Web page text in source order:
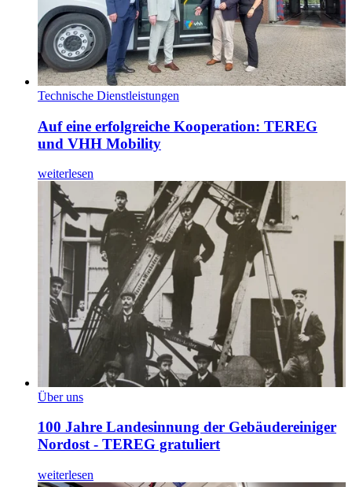
Technische Dienstleistungen
Auf eine erfolgreiche Kooperation: TEREG
und VHH Mobility
weiterlesen
Über uns
100 Jahre Landesinnung der Gebäudereiniger
Nordost - TEREG gratuliert
weiterlesen